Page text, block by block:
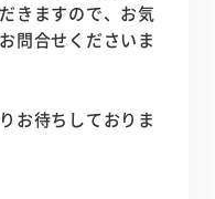
きますので、お気
問合せくださいま
お待ちしておりま